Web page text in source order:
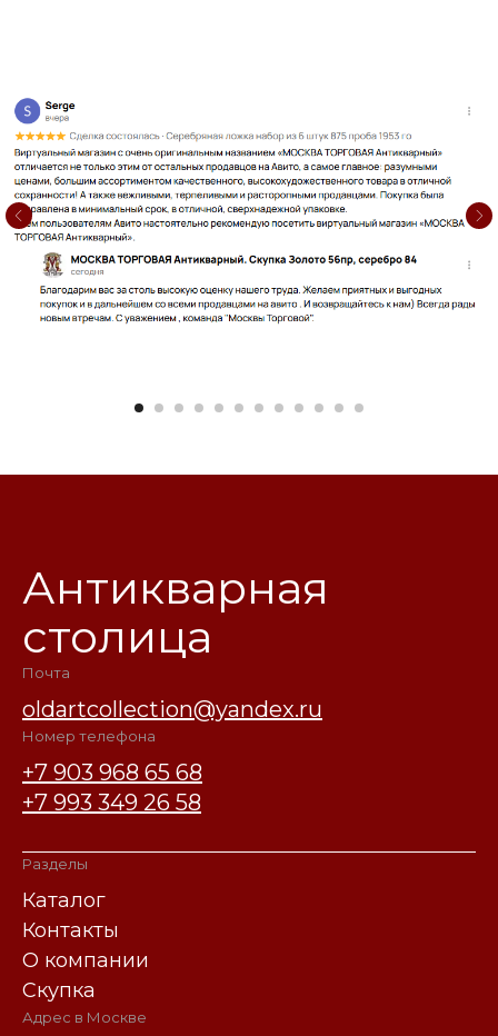
Антикварная
столица
Почта
oldartcollection@yandex.ru
Номер телефона
+7 903 968 65 68
+7 993 349 26 58
Разделы
Каталог
Контакты
О компании
Скупка
Адрес в Москве